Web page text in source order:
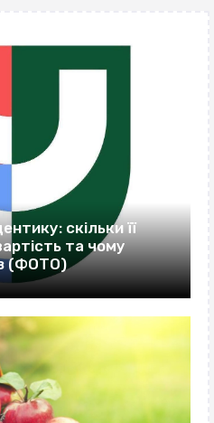
скільки її
та чому
(ФОТО)